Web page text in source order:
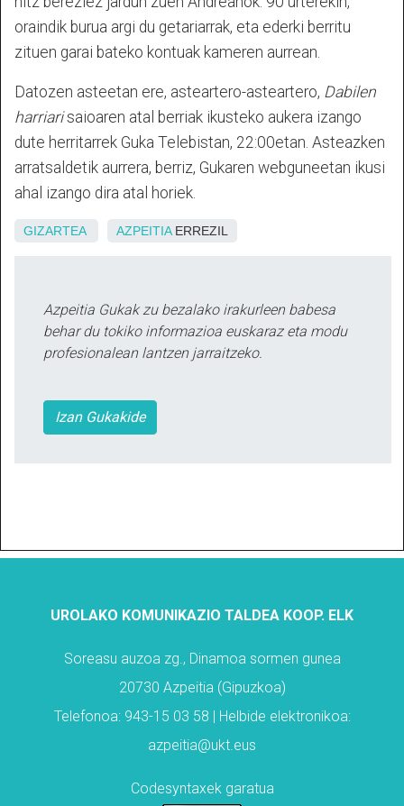
oraindik burua argi du getariarrak, eta ederki berritu
zituen garai bateko kontuak kameren aurrean.
Datozen asteetan ere, asteartero-asteartero, Dabilen
harriarisaioaren atal berriak ikusteko aukera izango
dute herritarrek Guka Telebistan, 22:00etan. Asteazken
arratsaldetik aurrera, berriz, Gukaren webguneetan ikusi
ahal izango dira atal horiek.
GIZARTEA AZPEITIAERREZIL
Azpeitia Gukak zu bezalako irakurleen babesa
behar du tokiko informazioa euskaraz eta modu
profesionalean lantzen jarraitzeko.
Izan Gukakide
UROLAKO KOMUNIKAZIO TALDEA KOOP. ELK
Soreasu auzoa zg., Dinamoa sormen gunea
20730 Azpeitia (Gipuzkoa)
Telefonoa: 943-15 03 58 | Helbide elektronikoa:
azpeitia@ukt.eus
Codesyntaxek garatua